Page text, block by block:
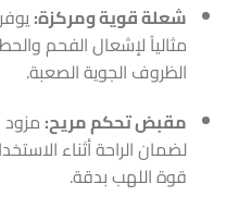
شعلة قوية ومركزة:
مثالياً لإشعال الفحم
الظروف الجوية الصعبة.
مقبض تحكم مريح:
لضمان الراحة أثناء
قوة اللهب بدقة.